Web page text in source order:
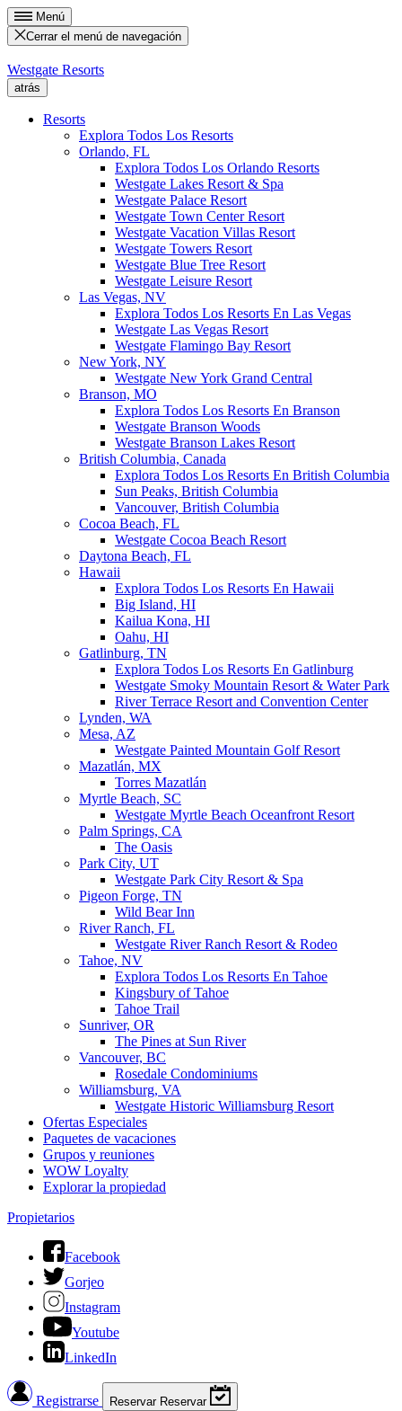
Menú
Cerrar el menú de navegación
Westgate Resorts
atrás
Resorts
Explora Todos Los Resorts
Orlando, FL
Explora Todos Los Orlando Resorts
Westgate Lakes Resort & Spa
Westgate Palace Resort
Westgate Town Center Resort
Westgate Vacation Villas Resort
Westgate Towers Resort
Westgate Blue Tree Resort
Westgate Leisure Resort
Las Vegas, NV
Explora Todos Los Resorts En Las Vegas
Westgate Las Vegas Resort
Westgate Flamingo Bay Resort
New York, NY
Westgate New York Grand Central
Branson, MO
Explora Todos Los Resorts En Branson
Westgate Branson Woods
Westgate Branson Lakes Resort
British Columbia, Canada
Explora Todos Los Resorts En British Columbia
Sun Peaks, British Columbia
Vancouver, British Columbia
Cocoa Beach, FL
Westgate Cocoa Beach Resort
Daytona Beach, FL
Hawaii
Explora Todos Los Resorts En Hawaii
Big Island, HI
Kailua Kona, HI
Oahu, HI
Gatlinburg, TN
Explora Todos Los Resorts En Gatlinburg
Westgate Smoky Mountain Resort & Water Park
River Terrace Resort and Convention Center
Lynden, WA
Mesa, AZ
Westgate Painted Mountain Golf Resort
Mazatlán, MX
Torres Mazatlán
Myrtle Beach, SC
Westgate Myrtle Beach Oceanfront Resort
Palm Springs, CA
The Oasis
Park City, UT
Westgate Park City Resort & Spa
Pigeon Forge, TN
Wild Bear Inn
River Ranch, FL
Westgate River Ranch Resort & Rodeo
Tahoe, NV
Explora Todos Los Resorts En Tahoe
Kingsbury of Tahoe
Tahoe Trail
Sunriver, OR
The Pines at Sun River
Vancouver, BC
Rosedale Condominiums
Williamsburg, VA
Westgate Historic Williamsburg Resort
Ofertas Especiales
Paquetes de vacaciones
Grupos y reuniones
WOW Loyalty
Explorar la propiedad
Propietarios
Facebook
Gorjeo
Instagram
Youtube
LinkedIn
Registrarse Reservar Reservar